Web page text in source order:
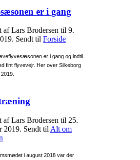
er i gang
af Lars Brodersen til 9.
. Sendt til Forside
er i gang og indtil
fint flyvevejr. Her over Silkeborg
af Lars Brodersen til 25.
2019. Sendt til Alt om
i august 2018 var der